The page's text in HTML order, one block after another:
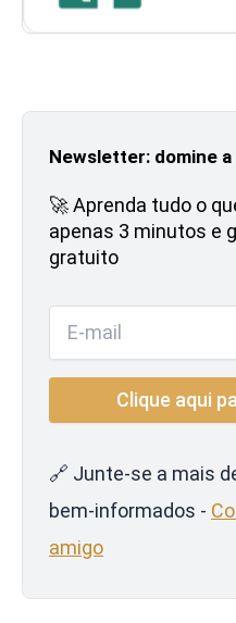
Newsletter: domine
🚀 Aprenda tudo o
apenas 3 minutos e
gratuito
🔗 Junte-se a mais
bem-informados -
amigo